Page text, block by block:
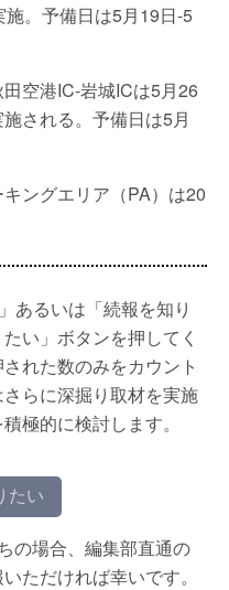
。予備日は5月19日-5
空港IC-岩城ICは5月26
される。予備日は5月
ングエリア（PA）は20
あるいは「続報を知り
い」ボタンを押してく
れた数のみをカウント
らに深掘り取材を実施
極的に検討します。
たい
の場合、編集部直通の
ただければ幸いです。